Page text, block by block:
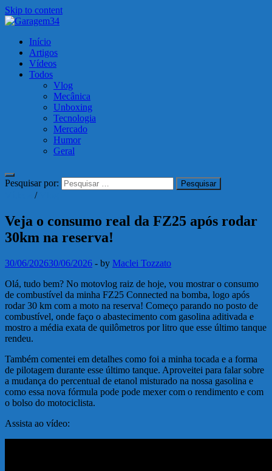
Skip to content
Garagem34
Motos, carros, tecnologia e muito mais!
Início
Artigos
Vídeos
Todos
Vlog
Mecânica
Unboxing
Tecnologia
Mercado
Humor
Geral
Pesquisar por:
/
Veja o consumo real da FZ25 após rodar
30km na reserva!
30/06/202630/06/2026 - by Maclei Tozzato
Olá, tudo bem? No motovlog raiz de hoje, vou mostrar o consumo
de combustível da minha FZ25 Connected na bomba, logo após
rodar 30 km com a moto na reserva! Começo parando no posto de
combustível, onde faço o abastecimento com gasolina aditivada e
mostro a média exata de quilômetros por litro que esse último tanque
rendeu.
Também comentei em detalhes como foi a minha tocada e a forma
de pilotagem durante esse último tanque. Aproveitei para falar sobre
a mudança do percentual de etanol misturado na nossa gasolina e
como essa nova fórmula pode pode mexer com o rendimento e com
o bolso do motociclista.
Assista ao vídeo: